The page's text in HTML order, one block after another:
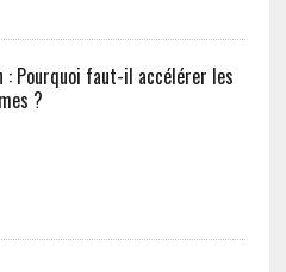
: Pourquoi faut-il accélérer les
?